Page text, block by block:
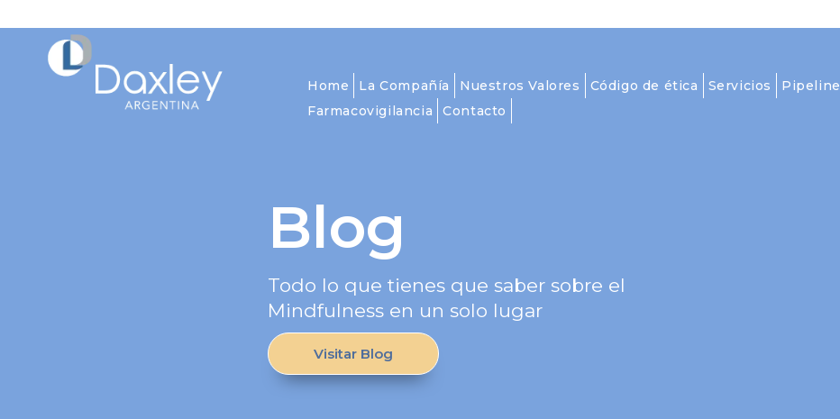
Home La Compañía Nuestros Valores Código de ética Servicios Pipeline
Farmacovigilancia
Contacto
Blog
Todo lo que tienes que saber sobre el
Mindfulness en un solo lugar
Visitar Blog